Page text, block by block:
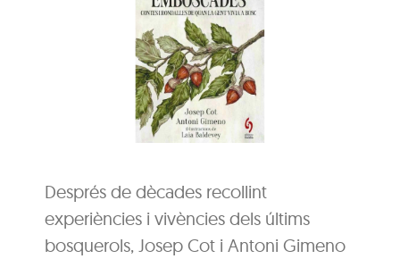
Després de dècades recollint
experiències i vivències dels últims
bosquerols, Josep Cot i Antoni Gimeno